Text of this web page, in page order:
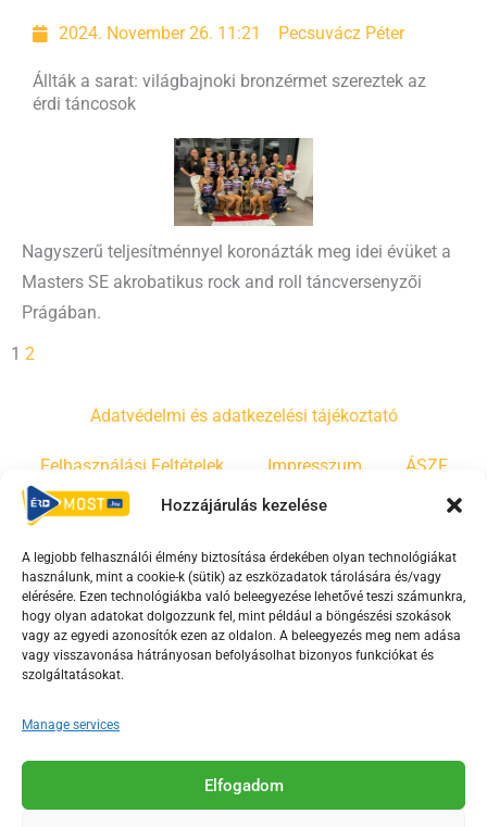
Hozzájárulás kezelése
A legjobb felhasználói élmény biztosítása érdekében olyan technológiákat
használunk, mint a cookie-k (sütik) az eszközadatok tárolására és/vagy
elérésére. Ezen technológiákba való beleegyezése lehetővé teszi számunkra,
hogy olyan adatokat dolgozzunk fel, mint például a böngészési szokások
vagy az egyedi azonosítók ezen az oldalon. A beleegyezés meg nem adása
vagy visszavonása hátrányosan befolyásolhat bizonyos funkciókat és
szolgáltatásokat.
Manage services
Elfogadom
2024. November 26. 11:21 Pecsuvácz Péter
Állták a sarat: világbajnoki bronzérmet szereztek az
érdi táncosok
Nagyszerű teljesítménnyel koronázták meg idei évüket a
Masters SE akrobatikus rock and roll táncversenyzői
Prágában.
1 2
Adatvédelmi és adatkezelési tájékoztató
Felhasználási Feltételek Impresszum ÁSZF
Irányelvek Moderálási szabályzat
F
a
c
e
o
o
-
Y
o
u
t
b
e
s
T
i
k
Az Érd Média médiaszolgáltatási tevékenységét a
Médiatanács a Magyar Média Mecenatúra program